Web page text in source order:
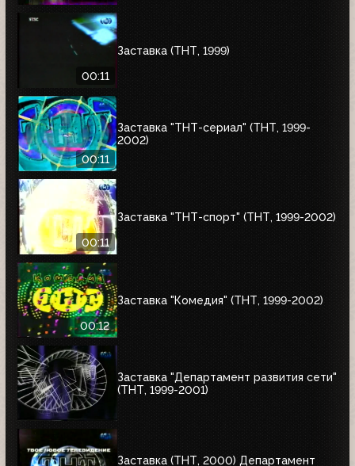
00:11
Заставка (ТНТ, 1999)
00:11
Заставка "ТНТ-сериал" (ТНТ, 1999-
2002)
00:11
Заставка "ТНТ-спорт" (ТНТ, 1999-2002)
00:12
Заставка "Комедия" (ТНТ, 1999-2002)
Заставка "Департамент развития сети"
(ТНТ, 1999-2001)
Заставка (ТНТ, 2000) Департамент